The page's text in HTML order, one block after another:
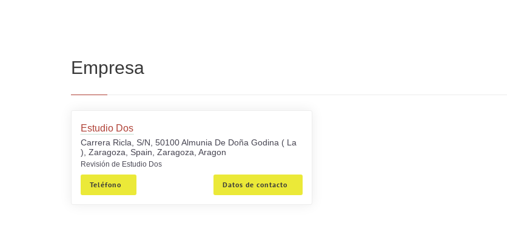
Empresa
Estudio Dos
Carrera Ricla, S/N, 50100 Almunia De Doña Godina ( La
), Zaragoza, Spain, Zaragoza, Aragon
Revisión de Estudio Dos
Teléfono Datos de contacto